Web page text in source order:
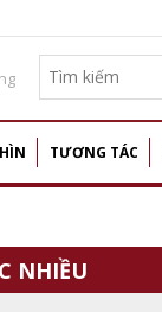
TƯƠNG TÁC
NHIỀU